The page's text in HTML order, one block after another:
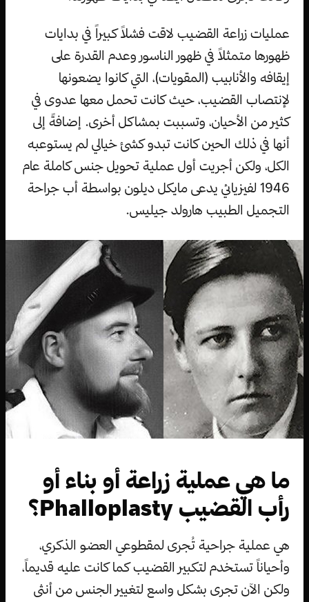
عمليات زراعة القضيب لاقت فشلاً كبيراً في بدايات
ظهورها متمثلاً في ظهور الناسور وعدم القدرة على
إيقافه والأنابيب (المقويات)، التي كانوا يضعونها
لإنتصاب القضيب، حيث كانت تحمل معها عدوى في
كثير من الأحيان، وتسببت بمشاكل أخرى. إضافةً إلى
أنها في ذلك الحين كانت تبدو كشئ خيالي لم يستوعبه
الكل، ولكن أجريت أول عملية تحويل جنس كاملة عام
1946 لفيزيائي يدعى مايكل ديلون بواسطة أب جراحة
التجميل الطبيب هارولد جيليس.
ما هي عملية زراعة أو بناء أو
رأب القضيب Phalloplasty؟
هي عملية جراحية تُجرى لمقطوعي العضو الذكري،
وأحياناً تستخدم لتكبير القضيب كما كانت عليه قديماً،
ولكن الآن تجرى بشكل واسع لتغيير الجنس من أنثى